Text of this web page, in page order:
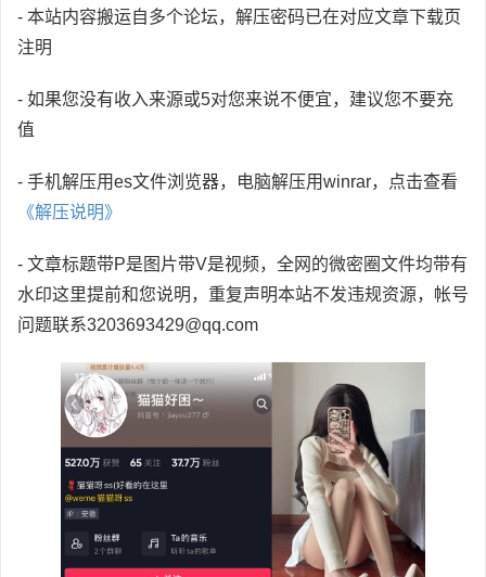
- 本站内容搬运自多个论坛，解压密码已在对应文章下载页
注明
- 如果您没有收入来源或5对您来说不便宜，建议您不要充
值
- 手机解压用es文件浏览器，电脑解压用winrar，点击查看
《解压说明》
- 文章标题带P是图片带V是视频，全网的微密圈文件均带有
水印这里提前和您说明，重复声明本站不发违规资源，帐号
问题联系3203693429@qq.com